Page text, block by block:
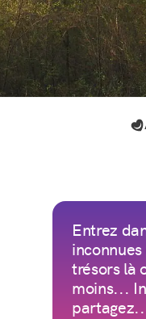
Entrez
trésors là
moins...